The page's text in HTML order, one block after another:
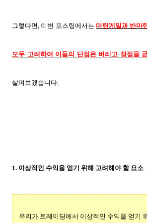
그렇다면, 이번 포스팅에서는 마틴게일과 반마
모두 고려하여 이들의 단점은 버리고 장점을
살펴보겠습니다.
1. 이상적인 수익을 얻기 위해 고려해야 할 요소
우리가 트레이딩에서 이상적인 수익을 얻기